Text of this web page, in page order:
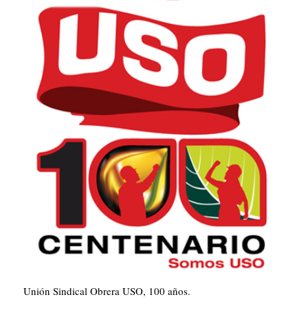
Unión Sindical Obrera USO, 100 años.